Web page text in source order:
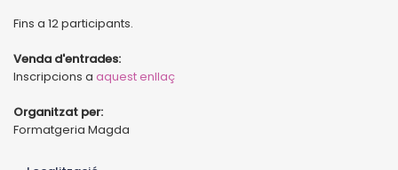
Fins a 12 participants.
Venda d'entrades:
Inscripcions a aquest enllaç
Organitzat per:
Formatgeria Magda